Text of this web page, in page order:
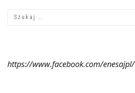
https://www.facebook.com/enesajpl/